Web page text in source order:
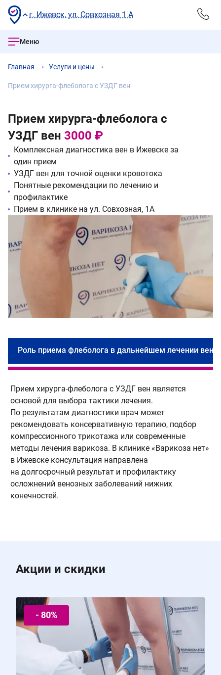
г. Ижевск, ул. Совхозная 1 А
Меню
Главная Услуги и цены
Прием хирурга-флеболога с УЗДГ вен
Прием хирурга-флеболога с
УЗДГ вен 3000 ₽
Комплексная диагностика вен в Ижевске за
один прием
УЗДГ вен для точной оценки кровотока
Понятные рекомендации по лечению и
профилактике
Прием в клинике на ул. Совхозная, 1А
Роль приема флеболога в дальнейшем лечении вен
Прием хирурга-флеболога с УЗДГ вен является
основой для выбора тактики лечения.
По результатам диагностики врач может
рекомендовать консервативную терапию, подбор
компрессионного трикотажа или современные
методы лечения варикоза. В клинике «Варикоза нет»
в Ижевске консультация направлена
на долгосрочный результат и профилактику
осложнений венозных заболеваний нижних
конечностей.
Акции и скидки
- 80%